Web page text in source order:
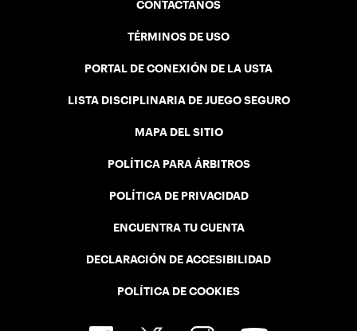
CONTÁCTANOS
TÉRMINOS DE USO
PORTAL DE CONEXIÓN DE LA USTA
LISTA DISCIPLINARIA DE JUEGO SEGURO
MAPA DEL SITIO
POLÍTICA PARA ÁRBITROS
POLÍTICA DE PRIVACIDAD
ENCUENTRA TU CUENTA
DECLARACIÓN DE ACCESIBILIDAD
POLÍTICA DE COOKIES